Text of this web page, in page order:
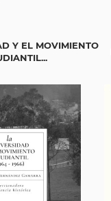
Y EL MOVIMIENTO